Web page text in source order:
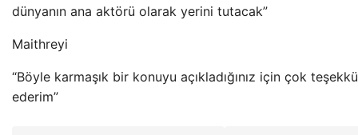
dünyanın ana aktörü olarak yerini tutacak”
Maithreyi
“Böyle karmaşık bir konuyu açıkladığınız için çok
ederim”